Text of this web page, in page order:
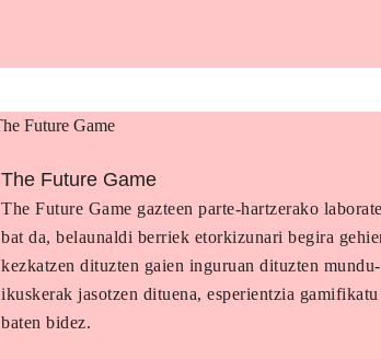
The Future Game
The Future Game gazteen parte-hartzerako
bat da, belaunaldi berriek etorkizunari begira
kezkatzen dituzten gaien inguruan dituzten mundu-
ikuskerak jasotzen dituena, esperientzia gamifikatu
baten bidez.